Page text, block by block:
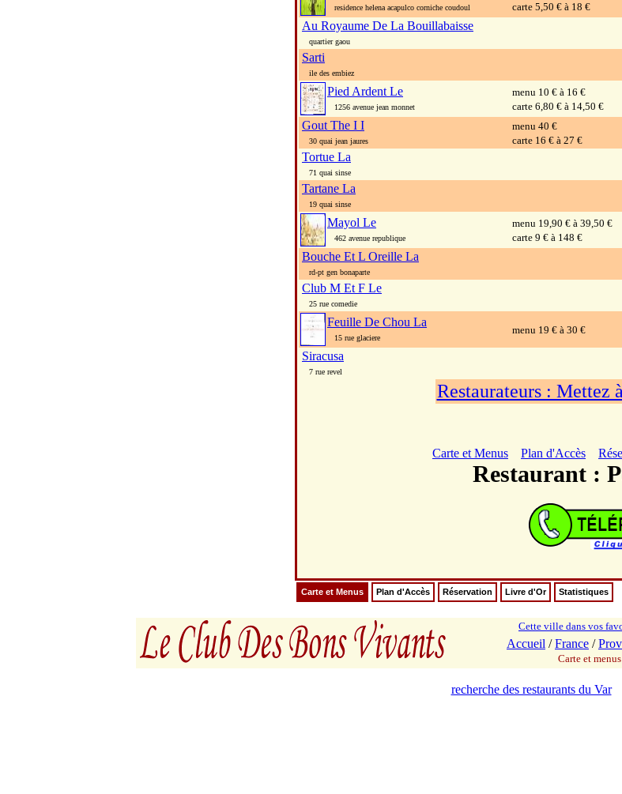
residence helena acapulco corniche coudoul
carte 5,50 € à 18 €
Au Royaume De La Bouillabaisse
quartier gaou
Sarti
ile des embiez
Pied Ardent Le
1256 avenue jean monnet
menu 10 € à 16 €
carte 6,80 € à 14,50 €
Gout The I I
30 quai jean jaures
menu 40 €
carte 16 € à 27 €
Tortue La
71 quai sinse
Tartane La
19 quai sinse
Mayol Le
462 avenue republique
menu 19,90 € à 39,50 €
carte 9 € à 148 €
Bouche Et L Oreille La
rd-pt gen bonaparte
Club M Et F Le
25 rue comedie
Feuille De Chou La
15 rue glaciere
menu 19 € à 30 €
Siracusa
7 rue revel
Restaurateurs : Mettez
Carte et Menus Plan d'Accès
Restaurant :
Carte et Menus Plan d'Accès Réservation Livre d'Or Statistiques
Cette ville dans vos
Accueil /France /
Carte et
recherche des restaurants du Var